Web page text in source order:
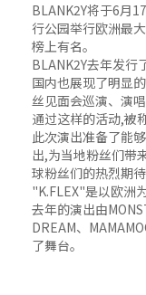
BLANK2Y将于6月
行公园举行欧洲最
榜上有名。
BLANK2Y去年发行
国内也展现了明显
丝见面会巡演、演
通过这样的活动,被
此次演出准备了能
出,为当地粉丝们带
球粉丝们的热烈期待
"K.FLEX"是以欧洲
去年的演出由
DREAM、
了舞台。